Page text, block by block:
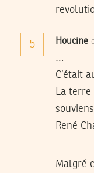
5 Houcine
…
C’était
La
René
Malgré